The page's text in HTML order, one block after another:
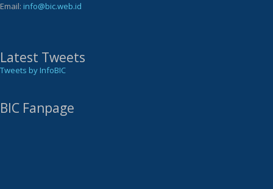
Email: info@bic.web.id
Latest Tweets
Tweets by InfoBIC
BIC Fanpage